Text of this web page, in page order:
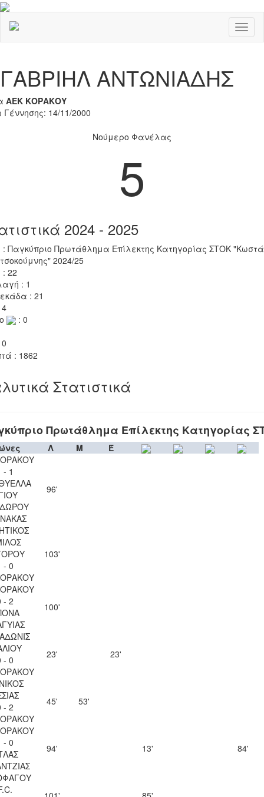
ΓΑΒΡΙΗΛ ΑΝΤΩΝΙΑΔΗΣ
ΑΕΚ ΚΟΡΑΚΟΥ
Γέννησης: 14/11/2000
Νούμερο Φανέλας
5
2024 - 2025
: Παγκύπριο Πρωτάθλημα Επίλεκτης Κατηγορίας ΣΤΟΚ
2024/25
22
: 1
: 21
: 0
: 1862
Στατιστικά
Πρωτάθλημα Επίλεκτης Κατηγορίας
Λ Μ
Έ
- 1
96'
- 0
103'
- 2
100'
- 0
23' 23'
- 2
45' 53'
- 0
94' 13' 84'